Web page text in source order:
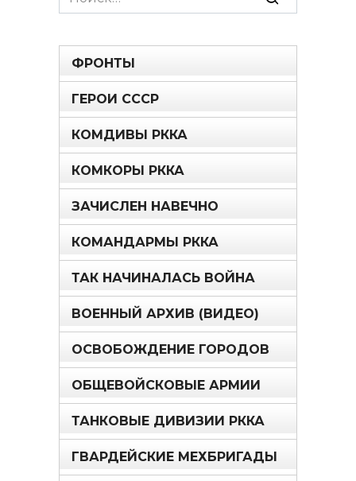
for:
ФРОНТЫ
ГЕРОИ СССР
КОМДИВЫ РККА
КОМКОРЫ РККА
ЗАЧИСЛЕН НАВЕЧНО
КОМАНДАРМЫ РККА
ТАК НАЧИНАЛАСЬ ВОЙНА
ВОЕННЫЙ АРХИВ (ВИДЕО)
ОСВОБОЖДЕНИЕ ГОРОДОВ
ОБЩЕВОЙСКОВЫЕ АРМИИ
ТАНКОВЫЕ ДИВИЗИИ РККА
ГВАРДЕЙСКИЕ МЕХБРИГАДЫ